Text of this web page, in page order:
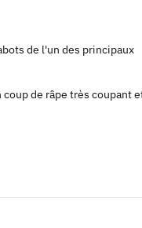
de l'un des principaux
coup de râpe très coupant